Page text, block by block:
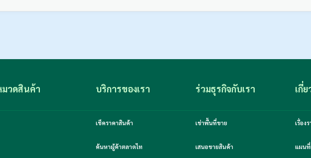
มวดสินค้า บริการของเรา
เช็คราคาสินค้า
ค้นหาผู้ค้าตลาดไท
ร่วมธุรกิจกับเรา
เช่าพื้นที่ขาย
เสนอขายสินค้า
เกี่
เรื่อง
แผน